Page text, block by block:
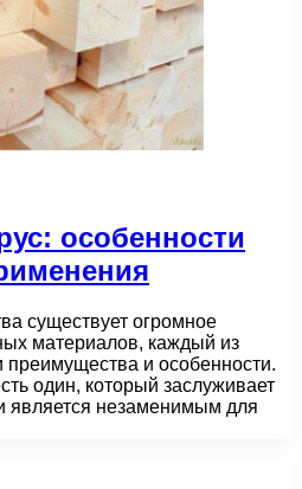
особенности
существует огромное
материалов, каждый из
преимущества и особенности.
один, который заслуживает
является незаменимым для